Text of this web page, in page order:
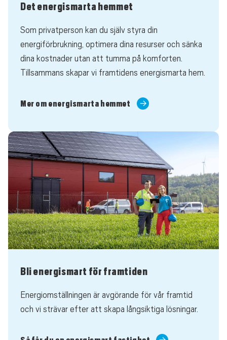
Det energismarta hemmet
Som privatperson kan du själv styra din
energiförbrukning, optimera dina resurser och sänka
dina kostnader utan att tumma på komforten.
Tillsammans skapar vi framtidens energismarta hem.
Mer om energismarta hemmet
Bli energismart för framtiden
Energiomställningen är avgörande för vår framtid
och vi strävar efter att skapa långsiktiga lösningar.